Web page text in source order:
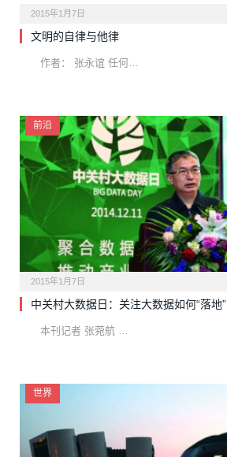
2015年1月7日
文明的自律与他律
作者： 张永谊 任何…
前沿
2015年1月7日
中关村大数据日：关注大数据如何“落地”
本刊记者 张菀航 …
世界